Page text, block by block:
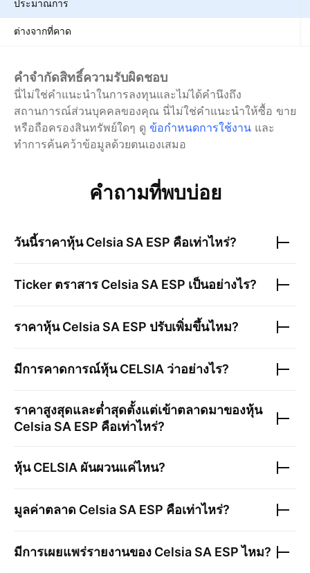
ประมาณการ
ต่างจากที่คาด
คำจำกัดสิทธิ์ความรับผิดชอบ
นี่ไม่ใช่คำแนะนำในการลงทุนและไม่ได้คำนึงถึง
สถานการณ์ส่วนบุคคลของคุณ นี่ไม่ใช่คำแนะนำให้ซื้อ ขาย
หรือถือครองสินทรัพย์ใดๆ ดู ข้อกำหนดการใช้งาน และ
ทำการค้นคว้าข้อมูลด้วยตนเองเสมอ
คำถามที่พบบ่อย
วันนี้ราคาหุ้นCelsia SA ESP คือเท่าไหร่?
Ticker ตราสาร Celsia SA ESP เป็นอย่างไร?
ราคาหุ้นCelsia SA ESP ปรับเพิ่มขึ้นไหม?
มีการคาดการณ์หุ้นCELSIA ว่าอย่างไร?
ราคาสูงสุดและต่ำสุดตั้งแต่เข้าตลาดมาของหุ้น
Celsia SA ESP คือเท่าไหร่?
หุ้นCELSIA ผันผวนแค่ไหน?
มูลค่าตลาด Celsia SA ESP คือเท่าไหร่?
มีการเผยแพร่รายงานของ Celsia SA ESPไหม?